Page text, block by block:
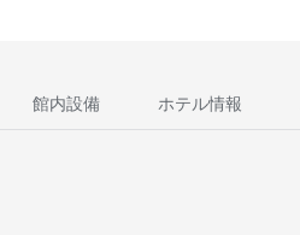
館内設備 ホテル情報